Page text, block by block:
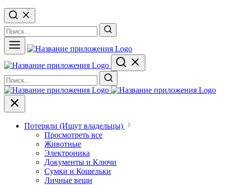
Потеряли (Ищут владельцы)
Просмотреть все
Животные
Электроника
Документы и Ключи
Сумки и Кошельки
Личные вещи